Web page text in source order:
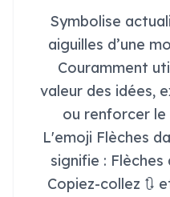
Symbolise
aiguilles d’une
Couramment
valeur des idées,
ou renforcer le
L'emoji Flèches
signifie : Flèches
Copiez-collez 🔃